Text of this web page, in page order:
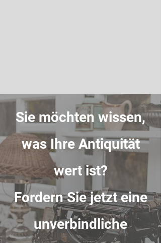
Sie möchten wissen,
was Ihre Antiquität
wert ist?
Fordern Sie jetzt eine
unverbindliche